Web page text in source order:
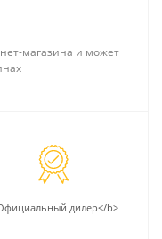
магазина и может
дилер</b>